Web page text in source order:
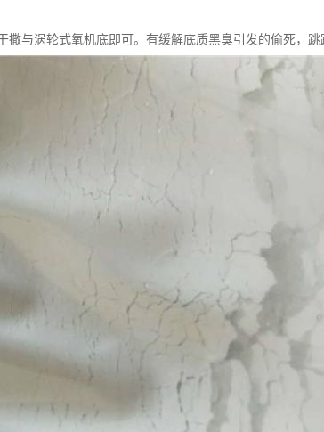
撒与涡轮式氧机底即可。有缓解底质黑臭引发的偷死，